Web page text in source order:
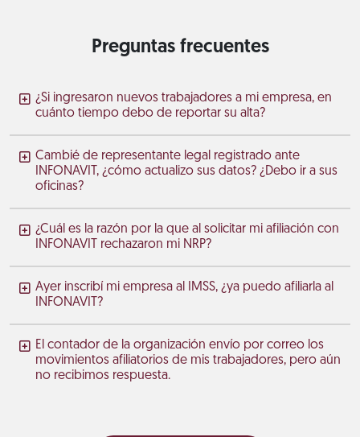
Preguntas frecuentes
¿Si ingresaron nuevos trabajadores a mi empresa, en
cuánto tiempo debo de reportar su alta?
Cambié de representante legal registrado ante
INFONAVIT, ¿cómo actualizo sus datos? ¿Debo ir a sus
oficinas?
¿Cuál es la razón por la que al solicitar mi afiliación con
INFONAVIT rechazaron mi NRP?
Ayer inscribí mi empresa al IMSS, ¿ya puedo afiliarla al
INFONAVIT?
El contador de la organización envío por correo los
movimientos afiliatorios de mis trabajadores, pero aún
no recibimos respuesta.